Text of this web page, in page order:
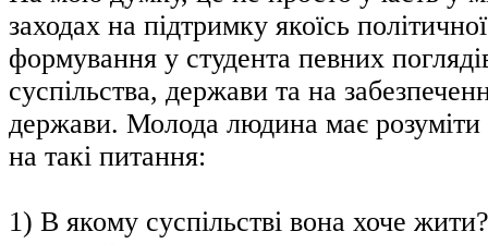
заходах на підтримку якоїсь
формування у студента певних
суспільства, держави та на
держави. Молода людина має розуміти
на такі питання:
1) В якому суспільстві вона хоче жити?